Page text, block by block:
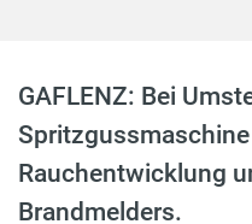
GAFLENZ: Bei
Rauchentwicklung
Brandmelders.